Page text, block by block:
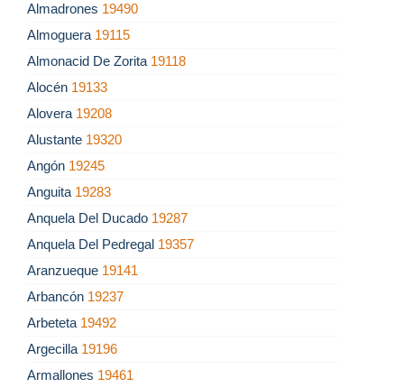
Almadrones 19490
Almoguera 19115
Almonacid De Zorita 19118
Alocén 19133
Alovera 19208
Alustante 19320
Angón 19245
Anguita 19283
Anquela Del Ducado 19287
Anquela Del Pedregal 19357
Aranzueque 19141
Arbancón 19237
Arbeteta 19492
Argecilla 19196
Armallones 19461